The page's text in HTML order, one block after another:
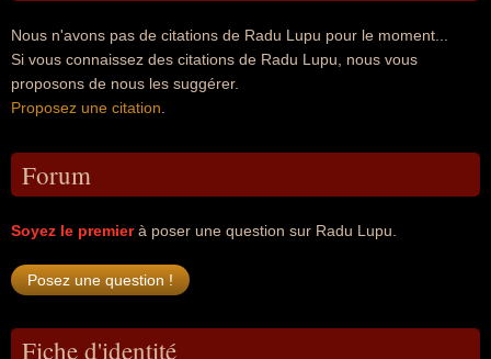
Nous n'avons pas de citations de Radu Lupu pour le moment...
Si vous connaissez des citations de Radu Lupu, nous vous
proposons de nous les suggérer.
Proposez une citation
Forum
Soyez le premierà poser une question sur Radu Lupu.
Fiche d'identité